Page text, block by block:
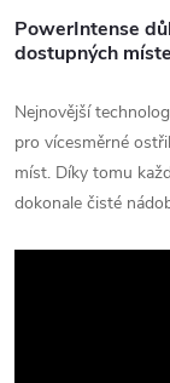
PowerIntense
dostupných
Nejnovější
pro vícesměrné
míst. Díky tomu
dokonale čisté